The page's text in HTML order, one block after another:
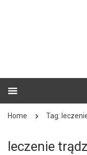
Home Tag:
leczenie